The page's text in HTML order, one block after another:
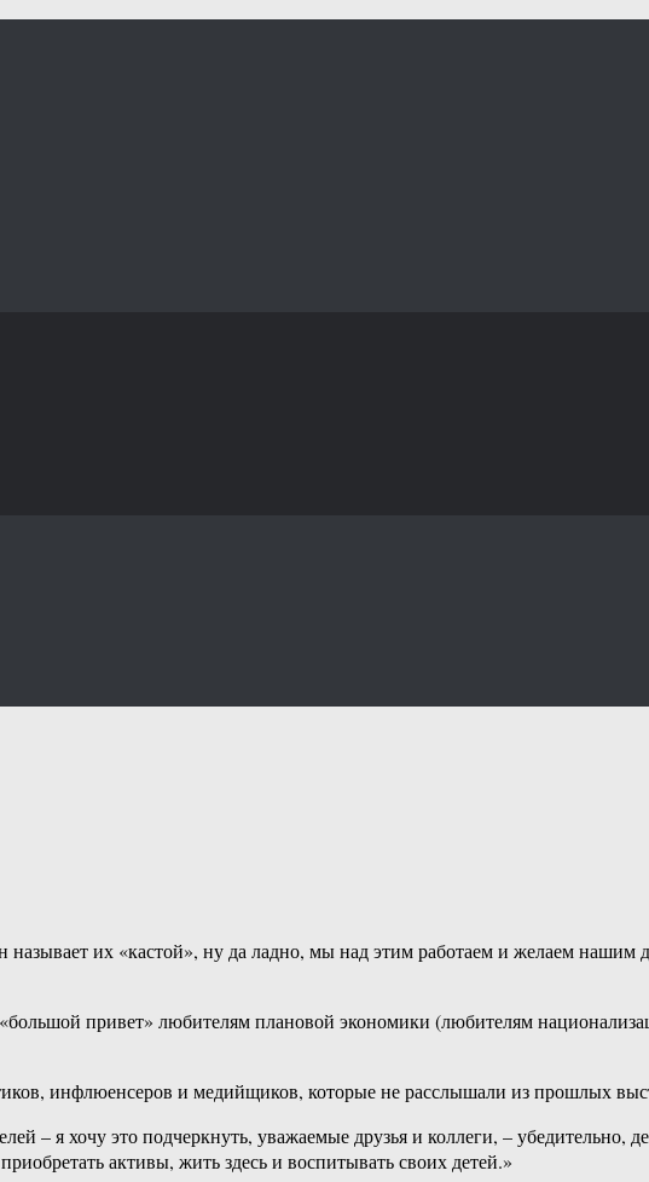
их «кастой», ну да ладно, мы над этим работаем и желаем
привет» любителям плановой экономики (любителям
инфлюенсеров и медийщиков, которые не расслышали из прошлых
– я хочу это подчеркнуть, уважаемые друзья и коллеги, – убедительно,
активы, жить здесь и воспитывать своих детей.»